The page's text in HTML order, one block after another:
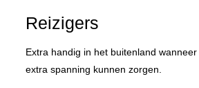
Reizigers
Extra handig in het buitenland
extra spanning kunnen zorgen.